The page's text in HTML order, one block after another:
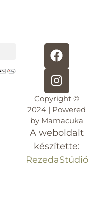
Copyright ©
2024 | Powered
by Mamacuka
A weboldalt
készítette:
RezedaStúdió